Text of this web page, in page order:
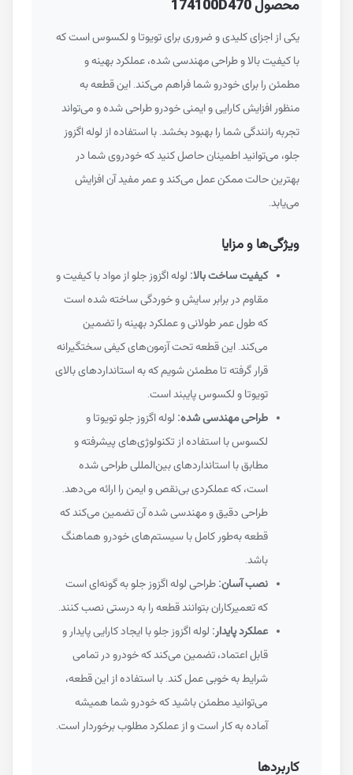
محصول 174100D470
یکی از اجزای کلیدی و ضروری برای تویوتا و لکسوس است که
با کیفیت بالا و طراحی مهندسی شده، عملکرد بهینه و
مطمئن را برای خودرو شما فراهم می‌کند. این قطعه به
منظور افزایش کارایی و ایمنی خودرو طراحی شده و می‌تواند
تجربه رانندگی شما را بهبود بخشد. با استفاده از لوله اگزوز
جلو، می‌توانید اطمینان حاصل کنید که خودروی شما در
بهترین حالت ممکن عمل می‌کند و عمر مفید آن افزایش
می‌یابد.
ویژگی‌ها و مزایا
کیفیت ساخت بالا:لوله اگزوز جلو از مواد با کیفیت و
مقاوم در برابر سایش و خوردگی ساخته شده است
که طول عمر طولانی و عملکرد بهینه را تضمین
می‌کند. این قطعه تحت آزمون‌های کیفی سختگیرانه
قرار گرفته تا مطمئن شویم که به استانداردهای بالای
تویوتا و لکسوس پایبند است.
طراحی مهندسی شده:لوله اگزوز جلو تویوتا و
لکسوس با استفاده از تکنولوژی‌های پیشرفته و
مطابق با استانداردهای بین‌المللی طراحی شده
است، که عملکردی بی‌نقص و ایمن را ارائه می‌دهد.
طراحی دقیق و مهندسی شده آن تضمین می‌کند که
قطعه به‌طور کامل با سیستم‌های خودرو هماهنگ
باشد.
نصب آسان:طراحی لوله اگزوز جلو به گونه‌ای است
که تعمیرکاران بتوانند قطعه را به درستی نصب کنند.
عملکرد پایدار:لوله اگزوز جلو با ایجاد کارایی پایدار و
قابل اعتماد، تضمین می‌کند که خودرو در تمامی
شرایط به خوبی عمل کند. با استفاده از این قطعه،
می‌توانید مطمئن باشید که خودرو شما همیشه
آماده به کار است و از عملکرد مطلوب برخوردار است.
کاربردها